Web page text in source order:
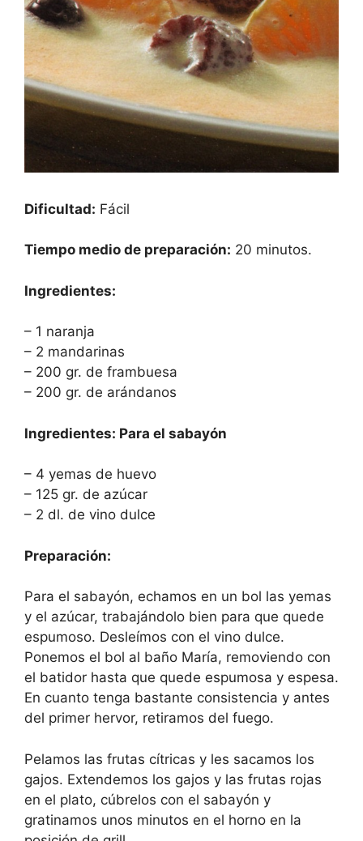
Dificultad: Fácil
Tiempo medio de preparación: 20 minutos.
Ingredientes:
– 1 naranja
– 2 mandarinas
– 200 gr. de frambuesa
– 200 gr. de arándanos
Ingredientes: Para el sabayón
– 4 yemas de huevo
– 125 gr. de azúcar
– 2 dl. de vino dulce
Preparación:
Para el sabayón, echamos en un bol las yemas
y el azúcar, trabajándolo bien para que quede
espumoso. Desleímos con el vino dulce.
Ponemos el bol al baño María, removiendo con
el batidor hasta que quede espumosa y espesa.
En cuanto tenga bastante consistencia y antes
del primer hervor, retiramos del fuego.
Pelamos las frutas cítricas y les sacamos los
gajos. Extendemos los gajos y las frutas rojas
en el plato, cúbrelos con el sabayón y
gratinamos unos minutos en el horno en la